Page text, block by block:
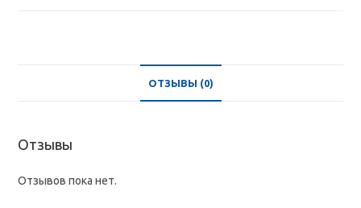
ОТЗЫВЫ (0)
Отзывы
Отзывов пока нет.